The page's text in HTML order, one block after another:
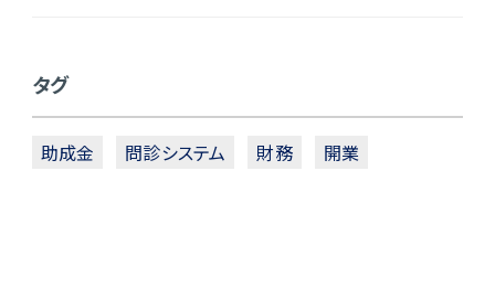
タグ
助成金 問診システム 財務 開業